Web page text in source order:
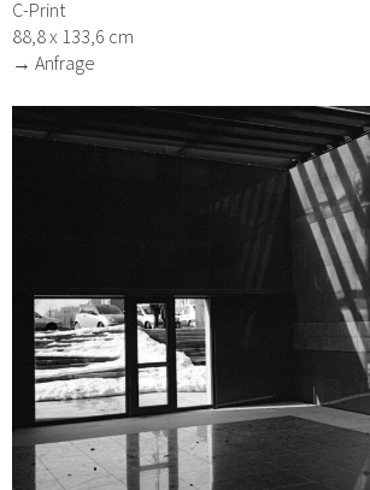
C-Print
88,8 x 133,6 cm
→ Anfrage